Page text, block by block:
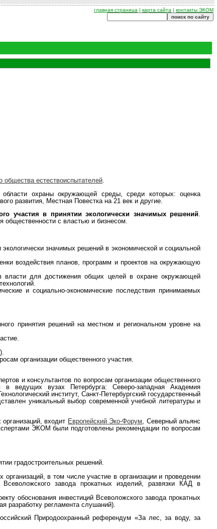
главная страница | карта сайта | контакты ЭКОМ
общества естествоиспытателей.
охраны окружающей среды, среди которых: оценка
развития, Местная Повестка на 21 век и другие.
участия в принятии экологически значимых решений.
общественности с властью и бизнесом.
значимых решений в экономической и социальной
воздействия планов, программ и проектов на окружающую
власти для достижения общих целей в охране окружающей
и социально-экономические последствия принимаемых
принятия решений на местном и региональном уровне на
организации общественного участия.
и консультантов по вопросам организации общественного
ведущих вузах Петербурга: Северо-западная Академия
институт, Санкт-Петербургский государственный
уникальный выбор современной учебной литературы и
входит Европейский Эко-Форум, Северный альянс
ЭКОМ были подготовлены рекомендации по вопросам
градостроительных решений.
в том числе участие в организации и проведении
Всеволожского завода прокатных изделий, развязки КАД в
обоснования инвестиций Всеволожского завода прокатных
разработку регламента слушаний).
Природоохранный референдум «За лес, за воду, за